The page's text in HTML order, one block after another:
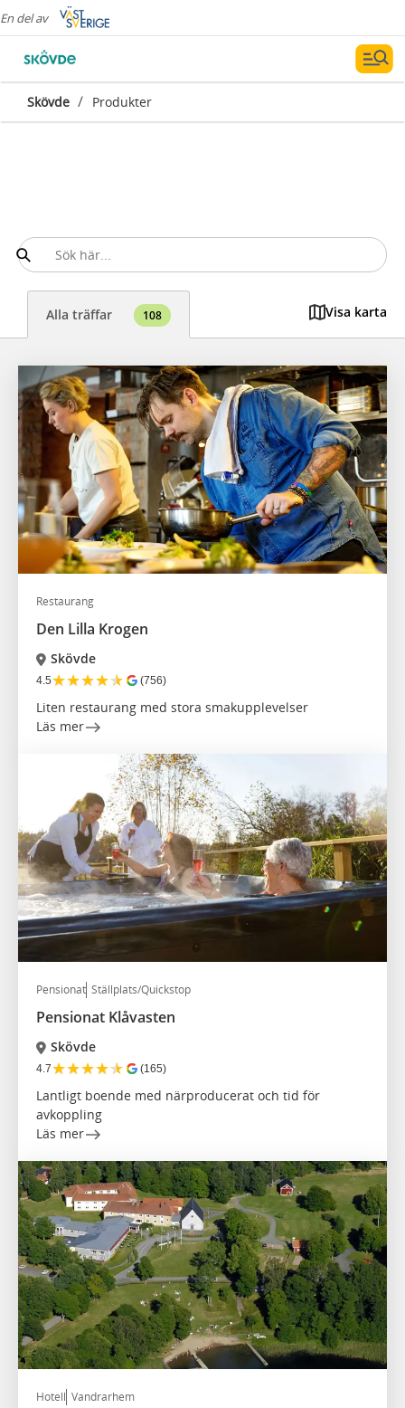
En del av
Skövde / Produkter
Alla träffar 108 Visa karta
Restaurang
Den Lilla Krogen
Skövde
4.5★★★★★ (756)
Liten restaurang med stora smakupplevelser
Läs mer
Pensionat Ställplats/Quickstop
Pensionat Klåvasten
Skövde
4.7★★★★★ (165)
Lantligt boende med närproducerat och tid för
avkoppling
Läs mer
Hotell Vandrarhem